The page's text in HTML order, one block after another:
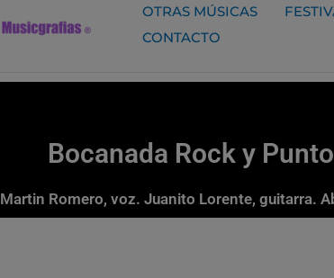
OTRAS MÚSICAS
CONTACTO
Bocanada Rock y
Martin Romero, voz. Juanito Lorente, guitarra.